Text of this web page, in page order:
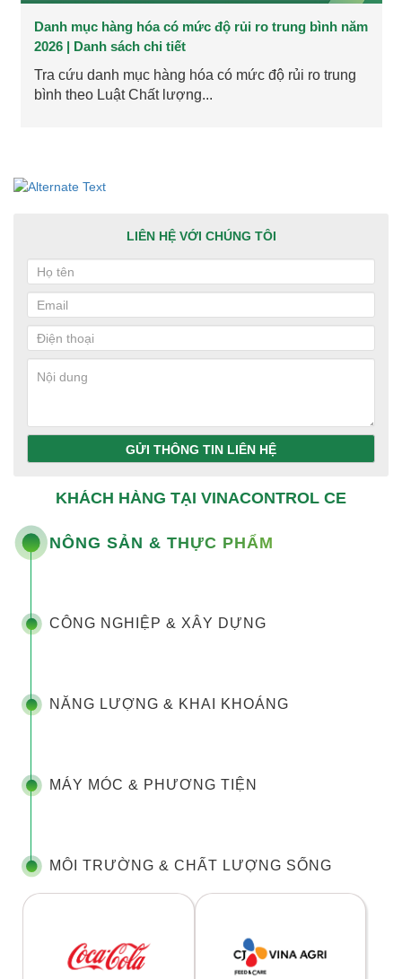
Danh mục hàng hóa có mức độ rủi ro trung bình năm
2026 | Danh sách chi tiết
Tra cứu danh mục hàng hóa có mức độ rủi ro trung
bình theo Luật Chất lượng...
LIÊN HỆ VỚI CHÚNG TÔI
GỬI THÔNG TIN LIÊN HỆ
KHÁCH HÀNG TẠI VINACONTROL CE
NÔNG SẢN & THỰC PHẨM
CÔNG NGHIỆP & XÂY DỰNG
NĂNG LƯỢNG & KHAI KHOÁNG
MÁY MÓC & PHƯƠNG TIỆN
MÔI TRƯỜNG & CHẤT LƯỢNG SỐNG